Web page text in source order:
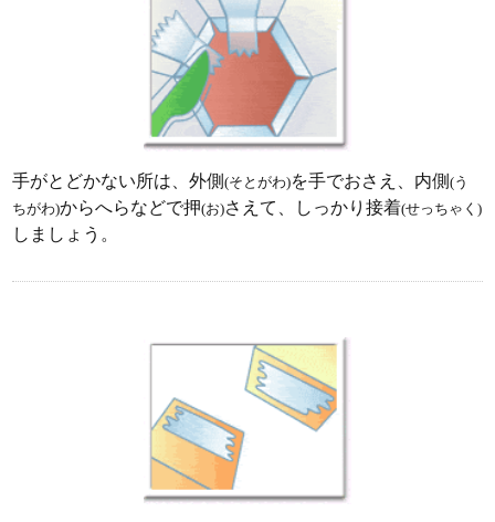
手がとどかない所は、外側(そとがわ)を手でおさえ、内側(う
ちがわ)からへらなどで押(お)さえて、しっかり接着(せっちゃく)
しましょう。